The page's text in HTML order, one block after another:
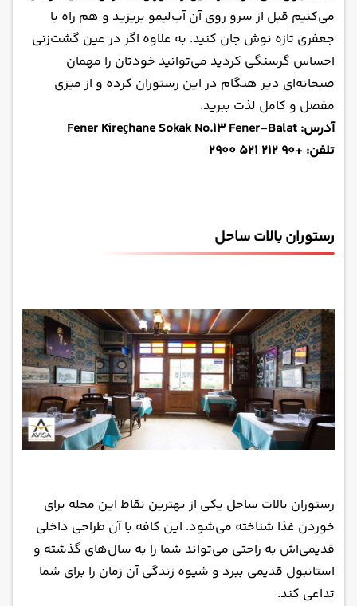
می‌کنیم قبل از سرو روی آن آب‌لیمو بریزید و هم راه با
جعفری‌ تازه نوش جان کنید. به علاوه اگر در عین گشت‌زنی
احساس گرسنگی کردید می‌توانید خودتان را مهمان
صبحانه‌ای دیر هنگام در این رستوران کرده و از میزی
مفصل و کامل لذت ببرید.
آدرس: Fener Kireçhane Sokak No.13 Fener-Balat
تلفن: +90 212 521 2900
رستوران بالات ساحل
رستوران بالات ساحل یکی از بهترین نقاط این محله برای
خوردن غذا شناخته می‌شود. این کافه با آن طراحی داخلی
قدیمی‌اش به راحتی می‌تواند شما را به سال‌های گذشته و
استانبول قدیمی ببرد و شیوه زندگی آن زمان را برای شما
تداعی کند.